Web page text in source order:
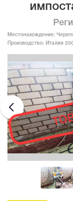
Местонахождение:
Производство:
Италия